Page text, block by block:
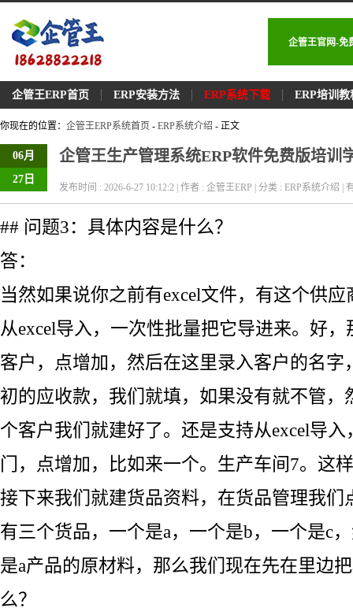
企管王官网-免
企管王ERP首页 ERP安装方法 ERP系统下载 ERP培训教
你现在的位置： 企管王ERP系统首页 - ERP系统介绍 - 正文
06月
27日
企管王生产管理系统ERP软件免费版培训
发布时间 : 2026-6-27 10:12:2 | 作者 : 企管王ERP | 分类 : ERP系统介绍 |
## 问题3：具体内容是什么？
答：
当然如果说你之前有excel文件，有这个供
从excel导入，一次性批量把它导进来。好
客户，点增加，然后在这里录入客户的名字
初的应收款，我们就填，如果没有就不管，
个客户我们就建好了。还是支持从excel导
门，点增加，比如来一个。生产车间7。这
接下来我们就建货品资料，在货品管理我们
有三个货品，一个是a，一个是b，一个是c
是a产品的原材料，那么我们现在先在里边
么？